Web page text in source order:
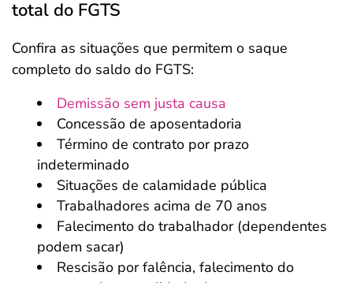
total do FGTS
Confira as situações que permitem o saque
completo do saldo do FGTS:
Demissão sem justa causa
Concessão de aposentadoria
Término de contrato por prazo
indeterminado
Situações de calamidade pública
Trabalhadores acima de 70 anos
Falecimento do trabalhador (dependentes
podem sacar)
Rescisão por falência, falecimento do